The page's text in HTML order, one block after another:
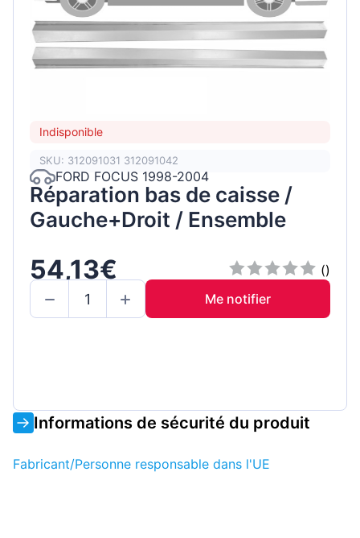
Indisponible
SKU: 312091031 312091042
FORD FOCUS 1998-2004
Réparation bas de caisse /
Gauche+Droit / Ensemble
54,13€
()
Me notifier
Informations de sécurité du produit
Fabricant/Personne responsable dans l'UE